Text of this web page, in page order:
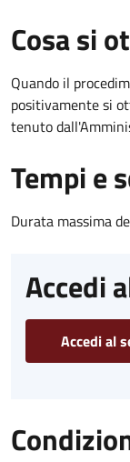
Cosa si
Quando il
positivamente si
tenuto
Tempi e
Durata massima
Accedi
Accedi al